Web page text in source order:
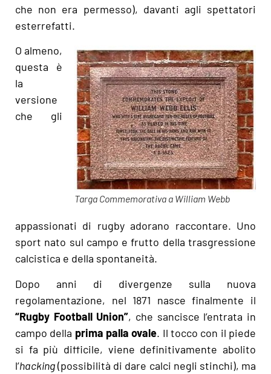
che non era permesso), davanti agli spettatori
esterrefatti.
Targa Commemorativa a William Webb
O almeno,
questa è
la
versione
che gli
appassionati di rugby adorano raccontare. Uno
sport nato sul campo e frutto della trasgressione
calcistica e della spontaneità.
Dopo anni di divergenze sulla nuova
regolamentazione, nel 1871 nasce finalmente il
“Rugby Football Union”, che sancisce l’entrata in
campo della prima palla ovale. Il tocco con il piede
si fa più difficile, viene definitivamente abolito
l’hacking(possibilità di dare calci negli stinchi), ma